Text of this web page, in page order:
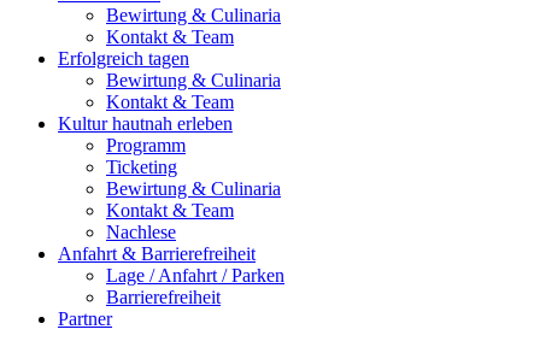
Bewirtung & Culinaria
Kontakt & Team
Erfolgreich tagen
Bewirtung & Culinaria
Kontakt & Team
Kultur hautnah erleben
Programm
Ticketing
Bewirtung & Culinaria
Kontakt & Team
Nachlese
Anfahrt & Barrierefreiheit
Lage / Anfahrt / Parken
Barrierefreiheit
Partner